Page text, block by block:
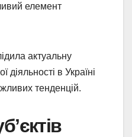
елемент
актуальну
діяльності в Україні
тенденцій.